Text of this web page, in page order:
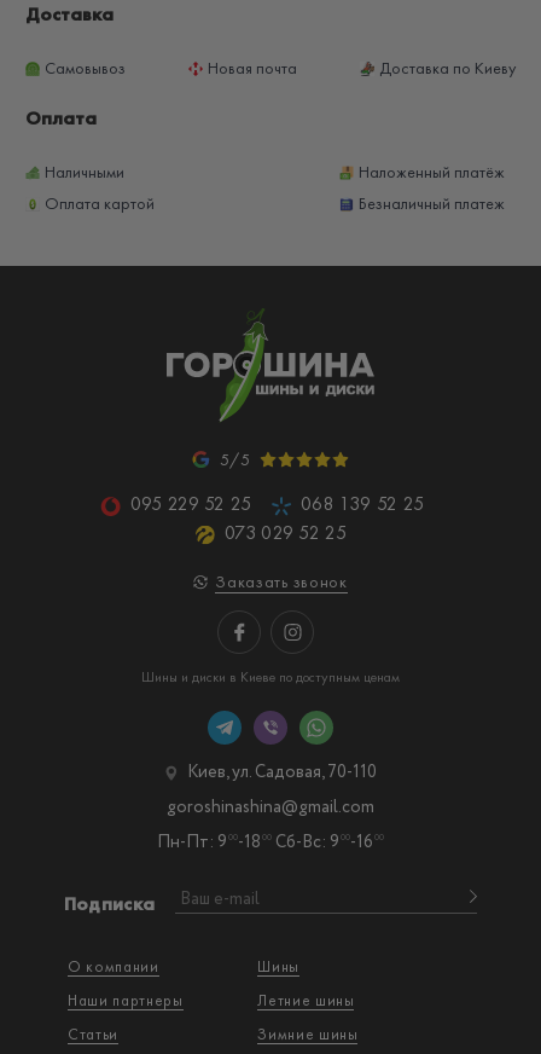
Доставка
Самовывоз Новая почта Доставка по Киеву
Оплата
Наличными
Наложенный платёж
Оплата картой
Безналичный платеж
5/5
095 229 52 25
068 139 52 25
073 029 52 25
Заказать звонок
Шины и диски в Киеве по доступным ценам
О компании
Наши партнеры
Статьи
Шины
Летние шины
Зимние шины
Подписка
Киев, ул. Садовая, 70-110
Пн-Пт: 9 00-18 00 Сб-Вс: 9 00-16 00
goroshinashina@gmail.com